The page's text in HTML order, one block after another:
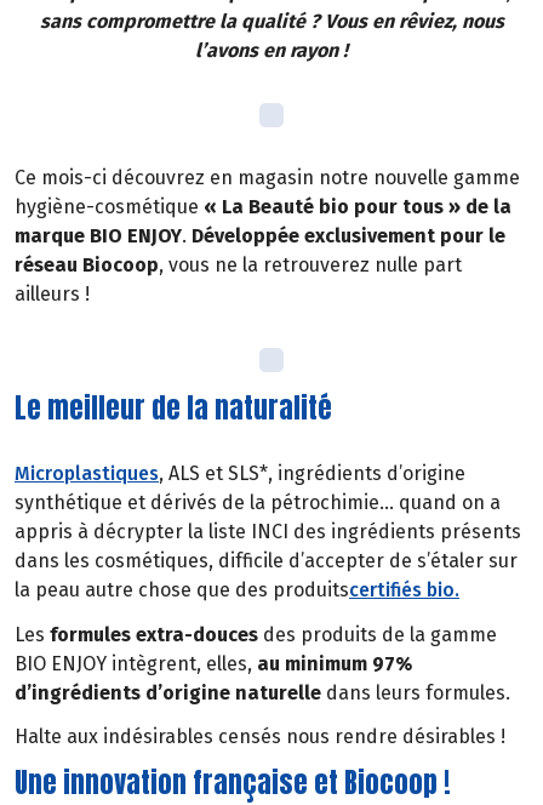
sans compromettre la qualité ? Vous en rêviez, nous
l’avons en rayon !
Ce mois-ci découvrez en magasin notre nouvelle gamme
hygiène-cosmétique « La Beauté bio pour tous » de la
marque BIO ENJOY. Développée exclusivement pour le
réseau Biocoop, vous ne la retrouverez nulle part
ailleurs !
Le meilleur de la naturalité
Microplastiques, ALS et SLS*, ingrédients d’origine
synthétique et dérivés de la pétrochimie… quand on a
appris à décrypter la liste INCI des ingrédients présents
dans les cosmétiques, difficile d’accepter de s’étaler sur
la peau autre chose que des produitscertifiés bio.
Les formules extra-douces des produits de la gamme
BIO ENJOY intègrent, elles, au minimum 97%
d’ingrédients d’origine naturelle dans leurs formules.
Halte aux indésirables censés nous rendre désirables !
Une innovation française et Biocoop !